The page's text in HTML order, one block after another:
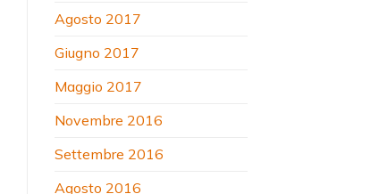
Agosto 2017
Giugno 2017
Maggio 2017
Novembre 2016
Settembre 2016
Agosto 2016